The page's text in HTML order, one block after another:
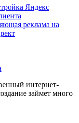
Яндекс
реклама на
интернет-
займет много